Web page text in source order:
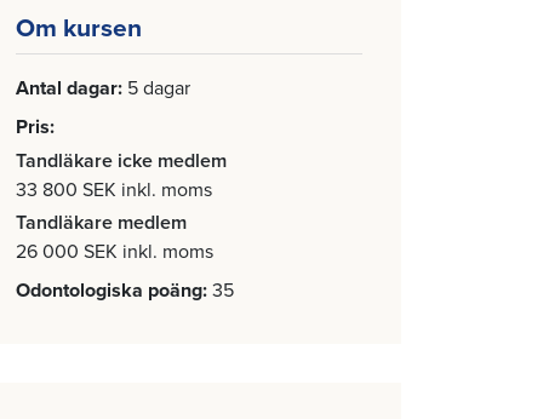
Om kursen
Antal dagar 5 dagar
Pris
Tandläkare icke medlem
33 800 SEK inkl. moms
Tandläkare medlem
26 000 SEK inkl. moms
Odontologiska poäng 35